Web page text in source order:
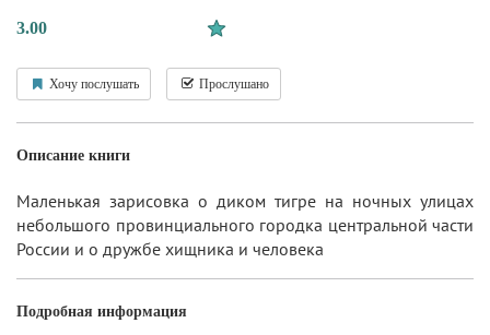
3.00
Хочу послушать Прослушано
Описание книги
Маленькая зарисовка о диком тигре на ночных улицах
небольшого провинциального городка центральной части
России и о дружбе хищника и человека
Подробная информация